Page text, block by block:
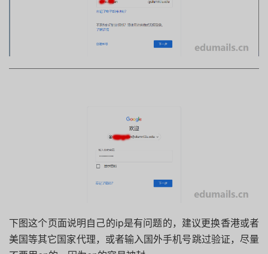
下图这个页面说明自己的ip是有问题的，建议更换香港或者
美国等其它国家代理，或者输入国外手机号跳过验证，尽量